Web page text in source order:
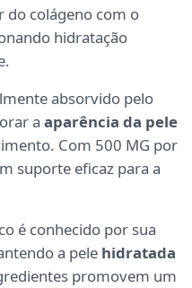
do colágeno com o
hidratação
absorvido pelo
a aparência da pele
Com 500 MG por
suporte eficaz para a
é conhecido por sua
a pele hidratada
promovem um